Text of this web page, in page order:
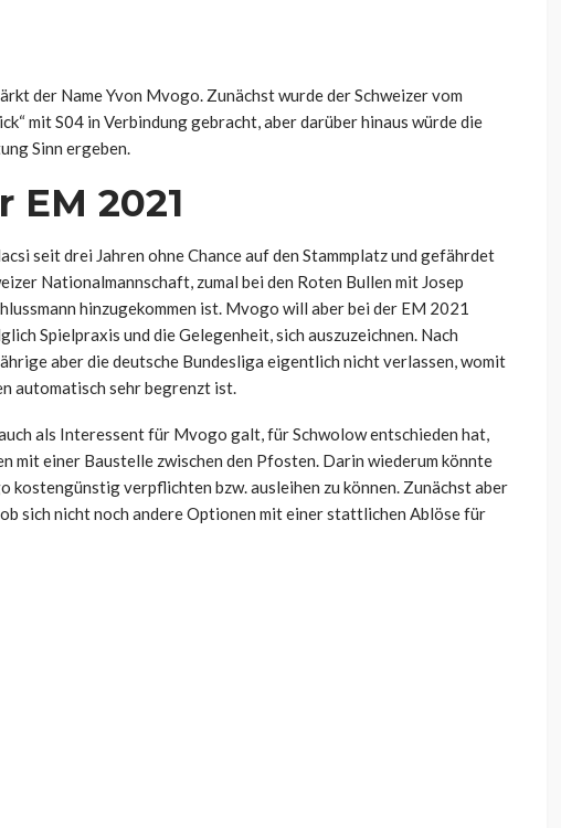
der Name Yvon Mvogo. Zunächst wurde der Schweizer vom
mit S04 in Verbindung gebracht, aber darüber hinaus würde die
Sinn ergeben.
2021
seit drei Jahren ohne Chance auf den Stammplatz und gefährdet
Nationalmannschaft, zumal bei den Roten Bullen mit Josep
hinzugekommen ist. Mvogo will aber bei der EM 2021
Spielpraxis und die Gelegenheit, sich auszuzeichnen. Nach
aber die deutsche Bundesliga eigentlich nicht verlassen, womit
automatisch sehr begrenzt ist.
als Interessent für Mvogo galt, für Schwolow entschieden hat,
mit einer Baustelle zwischen den Pfosten. Darin wiederum könnte
kostengünstig verpflichten bzw. ausleihen zu können. Zunächst aber
sich nicht noch andere Optionen mit einer stattlichen Ablöse für